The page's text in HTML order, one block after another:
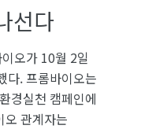
선다
오가 10월 2일
다. 프롬바이오는
경실천 캠페인에
오 관계자는